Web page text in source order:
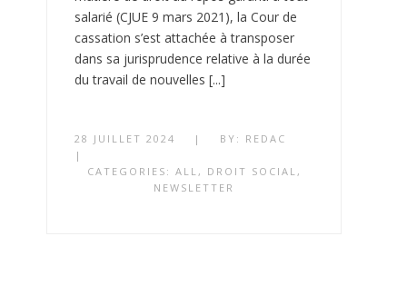
salarié (CJUE 9 mars 2021), la Cour de
cassation s’est attachée à transposer
dans sa jurisprudence relative à la durée
du travail de nouvelles [...]
28 JUILLET 2024 | BY: REDAC
|
CATEGORIES: ALL , DROIT SOCIAL ,
NEWSLETTER